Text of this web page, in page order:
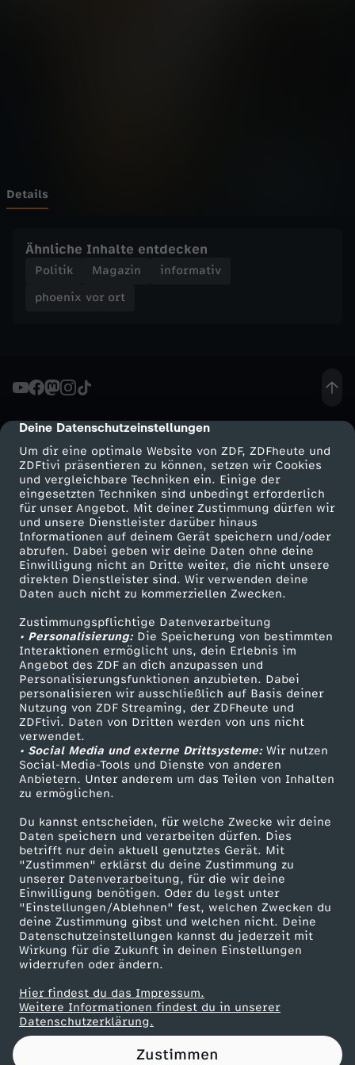
cmp-dialog-description
Deine Datenschutzeinstellungen
Um dir eine optimale Website von ZDF, ZDFheute und
ZDFtivi präsentieren zu können, setzen wir Cookies
und vergleichbare Techniken ein. Einige der
eingesetzten Techniken sind unbedingt erforderlich
für unser Angebot. Mit deiner Zustimmung dürfen wir
und unsere Dienstleister darüber hinaus
Informationen auf deinem Gerät speichern und/oder
abrufen. Dabei geben wir deine Daten ohne deine
Einwilligung nicht an Dritte weiter, die nicht unsere
direkten Dienstleister sind. Wir verwenden deine
Daten auch nicht zu kommerziellen Zwecken.
Zustimmungspflichtige Datenverarbeitung
• Personalisierung:Die Speicherung von bestimmten
Interaktionen ermöglicht uns, dein Erlebnis im
Angebot des ZDF an dich anzupassen und
Personalisierungsfunktionen anzubieten. Dabei
personalisieren wir ausschließlich auf Basis deiner
Nutzung von ZDF Streaming, der ZDFheute und
ZDFtivi. Daten von Dritten werden von uns nicht
verwendet.
• Social Media und externe Drittsysteme:Wir nutzen
Social-Media-Tools und Dienste von anderen
Anbietern. Unter anderem um das Teilen von Inhalten
zu ermöglichen.
Du kannst entscheiden, für welche Zwecke wir deine
Daten speichern und verarbeiten dürfen. Dies
betrifft nur dein aktuell genutztes Gerät. Mit
"Zustimmen" erklärst du deine Zustimmung zu
unserer Datenverarbeitung, für die wir deine
Einwilligung benötigen. Oder du legst unter
"Einstellungen/Ablehnen" fest, welchen Zwecken du
deine Zustimmung gibst und welchen nicht. Deine
Datenschutzeinstellungen kannst du jederzeit mit
Wirkung für die Zukunft in deinen Einstellungen
widerrufen oder ändern.
Hier findest du das Impressum.
Weitere Informationen findest du in unserer
Datenschutzerklärung.
Zustimmen
t
B
i
s
P
i
s
t
o
r
i
u
s
z
u
H
a
u
s
h
Details
Ähnliche Inhalte entdecken
Politik Magazin
informativ
phoenix vor ort
Mehr ZDF
ZDF-Apps
Smart TV
ZDFtext
Livestreams
Sendungen A-Z
TV-Programm
Service
ZDFmitreden
Kontakt zum ZDF
Tickets
Zuschauerservice
Hilfe
ZDF Unternehmen
Karriere
ZDF goes Schule
Werbefernsehen
Mainzelmännchen
Partner